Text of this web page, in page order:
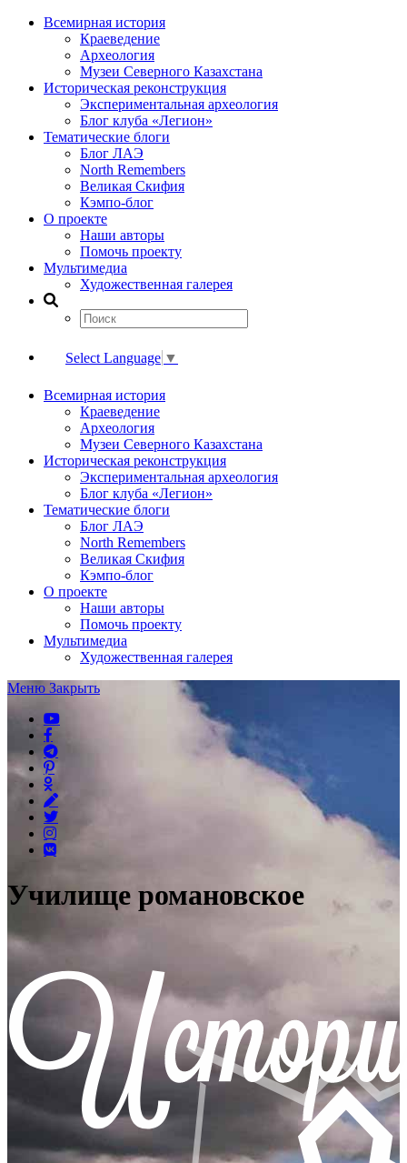
Всемирная история
Краеведение
Археология
Музеи Северного Казахстана
Историческая реконструкция
Экспериментальная археология
Блог клуба «Легион»
Тематические блоги
Блог ЛАЭ
North Remembers
Великая Скифия
Кэмпо-блог
О проекте
Наши авторы
Помочь проекту
Мультимедиа
Художественная галерея
Select Language ▼
Всемирная история
Краеведение
Археология
Музеи Северного Казахстана
Историческая реконструкция
Экспериментальная археология
Блог клуба «Легион»
Тематические блоги
Блог ЛАЭ
North Remembers
Великая Скифия
Кэмпо-блог
О проекте
Наши авторы
Помочь проекту
Мультимедиа
Художественная галерея
Меню Закрыть
Училище романовское